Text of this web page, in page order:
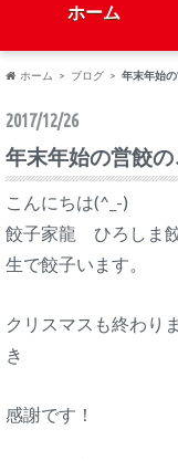
ホーム
ホーム ブログ 年末年始
2017/12/26
年末年始の営餃
こんにちは(^_-)
餃子家龍 ひろしま
生で餃子います。
クリスマスも終わり
き
感謝です！